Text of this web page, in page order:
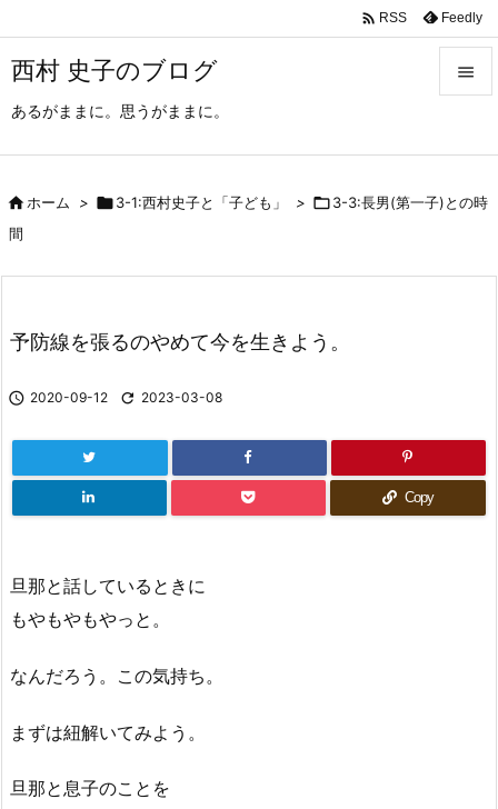
西村 史子のブログ
あるがままに。思うがままに。

サイド
 RSS Feedly
ホーム > 3-1:西村史子と「子ども」 > 3-3:長男(第一子)との時
間
予防線を張るのやめて今を生きよう。
 2020-09-12  2023-03-08
Copy
旦那と話しているときに
もやもやもやっと。
なんだろう。この気持ち。
まずは紐解いてみよう。
旦那と息子のことを